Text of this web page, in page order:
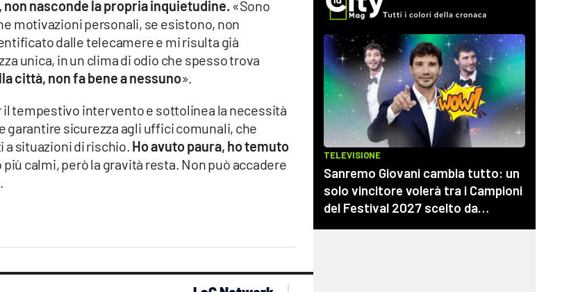
nasconde la propria inquietudine. «Sono
motivazioni personali, se esistono, non
dalle telecamere e mi risulta già
unica, in un clima di odio che spesso trova
città, non fa bene a nessuno».
il tempestivo intervento e sottolinea la necessità
sicurezza agli uffici comunali, che
situazioni di rischio. Ho avuto paura, ho temuto
più calmi, però la gravità resta. Non può accadere